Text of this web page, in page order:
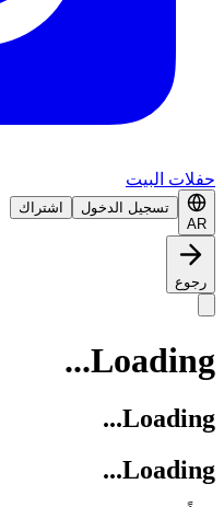
حفلات البيت
AR
تسجيل الدخول اشتراك
رجوع
Loading...
Loading...
Loading...